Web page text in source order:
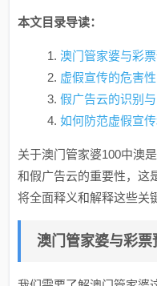
本文目录导读：
澳门管家婆与彩
虚假宣传的危害性
假广告云的识别
如何防范虚假宣
关于澳门管家婆100中澳
和假广告云的重要性，这
将全面释义和解释这些关
澳门管家婆与彩